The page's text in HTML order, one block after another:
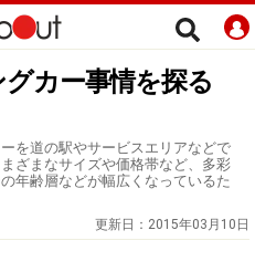
カー事情を探る
を道の駅やサービスエリアなどで
ざまなサイズや価格帯など、多彩
年齢層などが幅広くなっているた
更新日： 2015年03月10日